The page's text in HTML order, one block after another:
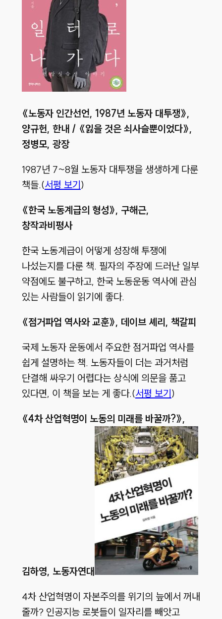
《노동자 인간선언, 1987년 노동자 대투쟁》,
양규헌, 한내 / 《잃을 것은 쇠사슬뿐이었다》,
정병모, 광장
1987년 7~8월 노동자 대투쟁을 생생하게 다룬
책들.(서평 보기)
《한국 노동계급의 형성》, 구해근,
창작과비평사
한국 노동계급이 어떻게 성장해 투쟁에
나섰는지를 다룬 책. 필자의 주장에 드러난 일부
약점에도 불구하고, 한국 노동운동 역사에 관심
있는 사람들이 읽기에 좋다.
《점거파업 역사와 교훈》, 데이브 셰리, 책갈피
국제 노동자 운동에서 주요한 점거파업 역사를
쉽게 설명하는 책. 노동자들이 더는 과거처럼
단결해 싸우기 어렵다는 상식에 의문을 품고
있다면, 이 책을 보는 게 좋다.(서평 보기)
《4차 산업혁명이 노동의 미래를 바꿀까?》,
김하영, 노동자연대
4차 산업혁명이 자본주의를 위기의 늪에서 꺼내
줄까? 인공지능 로봇들이 일자리를 빼앗고